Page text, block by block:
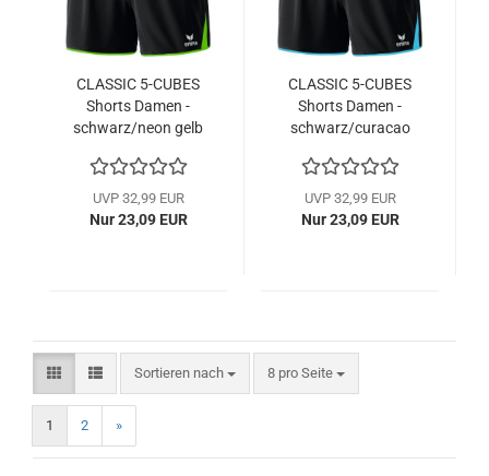
CLASSIC 5-CUBES
Shorts Damen -
schwarz/neon gelb
UVP 32,99 EUR
Nur 23,09 EUR
CLASSIC 5-CUBES
Shorts Damen -
schwarz/curacao
UVP 32,99 EUR
Nur 23,09 EUR
Sortieren nach
Sortieren nach 8 pro Seite
pro Seite
1 2 »